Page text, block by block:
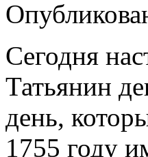
Сегодня
Татьянин
день,
1755 году